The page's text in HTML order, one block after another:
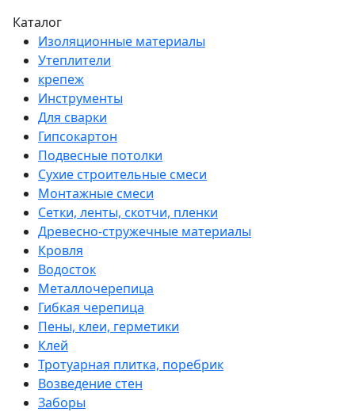
Каталог
Изоляционные материалы
Утеплители
крепеж
Инструменты
Для сварки
Гипсокартон
Подвесные потолки
Сухие строительные смеси
Монтажные смеси
Сетки, ленты, скотчи, пленки
Древесно-стружечные материалы
Кровля
Водосток
Металлочерепица
Гибкая черепица
Пены, клеи, герметики
Клей
Тротуарная плитка, поребрик
Возведение стен
Заборы